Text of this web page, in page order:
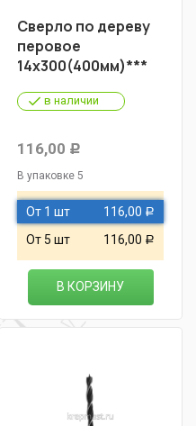
Сверло по дереву
перовое
14х300(400мм)***
в наличии
116,00 Р
В упаковке 5
От 1 шт 116,00 Р
От 5 шт 116,00 Р
В КОРЗИНУ